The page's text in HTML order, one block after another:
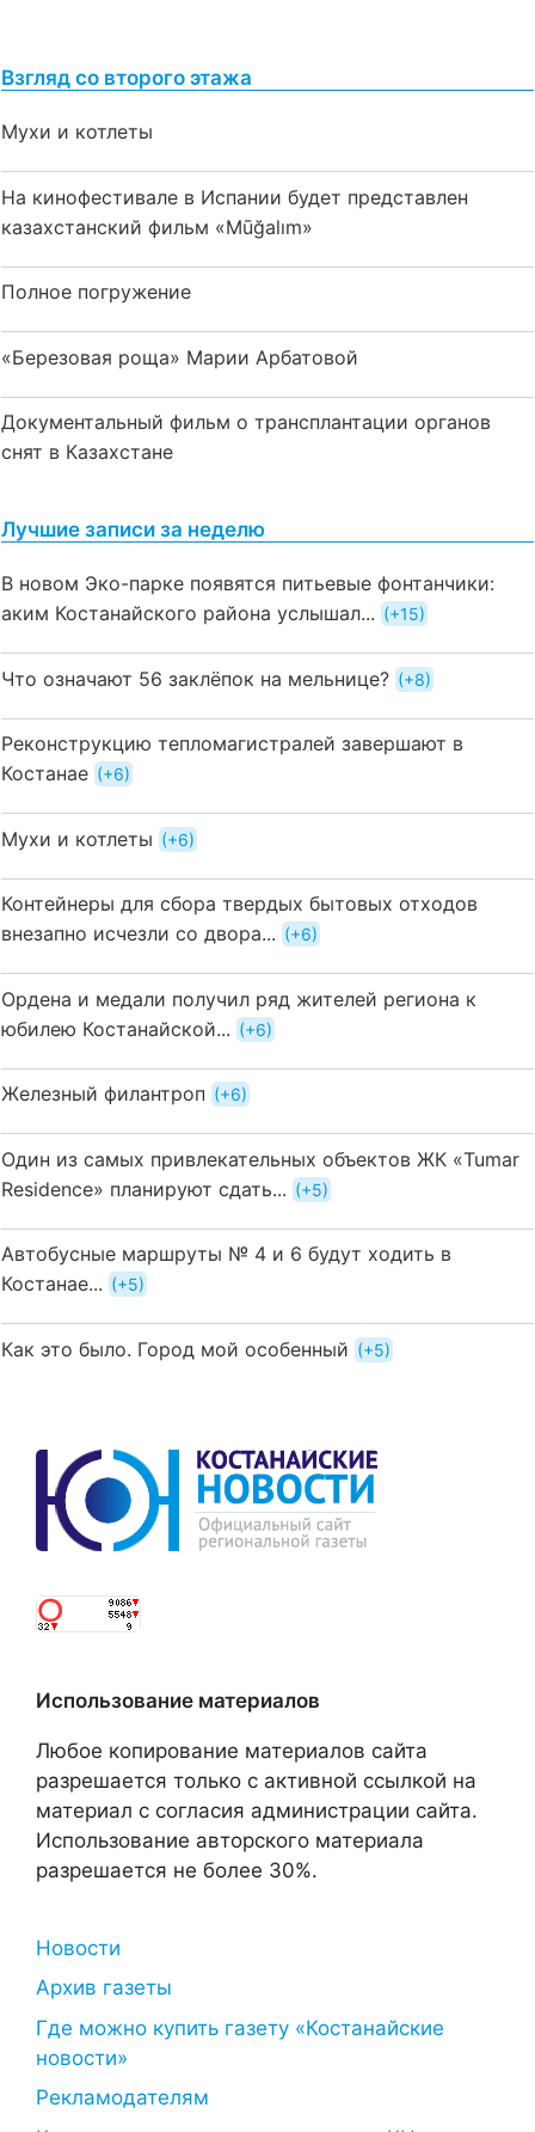
Взгляд со второго этажа
Мухи и котлеты
На кинофестивале в Испании будет представлен
казахстанский фильм «Mūğalım»
Полное погружение
«Березовая роща» Марии Арбатовой
Документальный фильм о трансплантации органов
снят в Казахстане
Лучшие записи за неделю
В новом Эко-парке появятся питьевые фонтанчики:
аким Костанайского района услышал...
+15
Что означают 56 заклёпок на мельнице? +8
Реконструкцию тепломагистралей завершают в
Костанае
+6
Мухи и котлеты +6
Контейнеры для сбора твердых бытовых отходов
внезапно исчезли со двора...
+6
Ордена и медали получил ряд жителей региона к
юбилею Костанайской...
+6
Железный филантроп +6
Один из самых привлекательных объектов ЖК «Tumar
Residence» планируют сдать...
+5
Автобусные маршруты № 4 и 6 будут ходить в
Костанае...
+5
Как это было. Город мой особенный +5
Использование материалов
Любое копирование материалов сайта
разрешается только с активной ссылкой на
материал с согласия администрации сайта.
Использование авторского материала
разрешается не более 30%.
Новости
Архив газеты
Где можно купить газету «Костанайские
новости»
Рекламодателям